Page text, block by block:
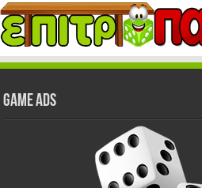
GAME ADS